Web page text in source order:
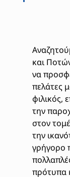
και
να
πελάτες
φιλικός,
την
στον
την
γρήγορο
πρότυπα